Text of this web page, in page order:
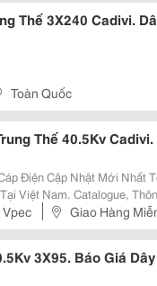
Thế 3X240 Cadivi.
Toàn Quốc
Thế 40.5Kv
Bảng Báo Giá Cáp Điện
Việt Nam. Catalogue,
Uy Tín &Amp; Chuyên Nghiệp:
Giá Dây &Amp;
Giao Hàng
3X95. Báo Giá